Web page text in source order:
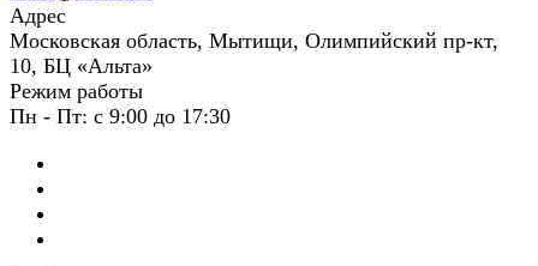
Адрес
Московская область, Мытищи, Олимпийский пр-кт,
10, БЦ «Альта»
Режим работы
Пн - Пт: с 9:00 до 17:30